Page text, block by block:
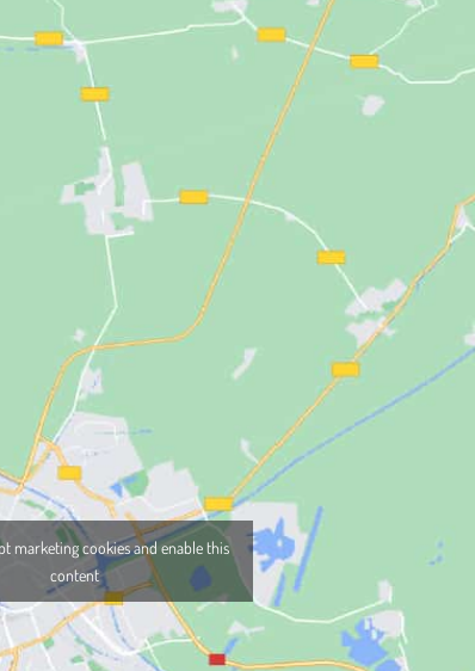
marketing cookies and enable this
content